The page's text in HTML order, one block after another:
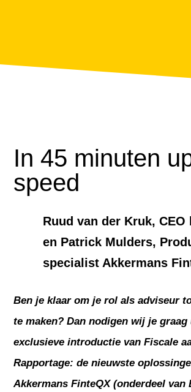
In 45 minuten
speed
Ruud van der Kruk,
en Patrick Mulders,
specialist Akkermans
Ben je klaar om je rol als adviseur
te maken? Dan nodigen wij je
exclusieve introductie van Fiscale
Rapportage: de nieuwste
Akkermans FinteQX (onderdeel van